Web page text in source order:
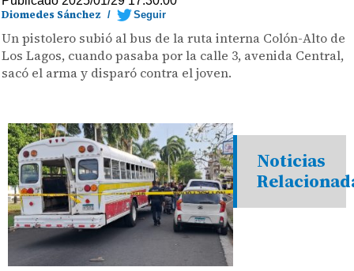
Diomedes Sánchez / Seguir
Un pistolero subió al bus de la ruta interna Colón-Alto de
Los Lagos, cuando pasaba por la calle 3, avenida Central,
sacó el arma y disparó contra el joven.
Noticias